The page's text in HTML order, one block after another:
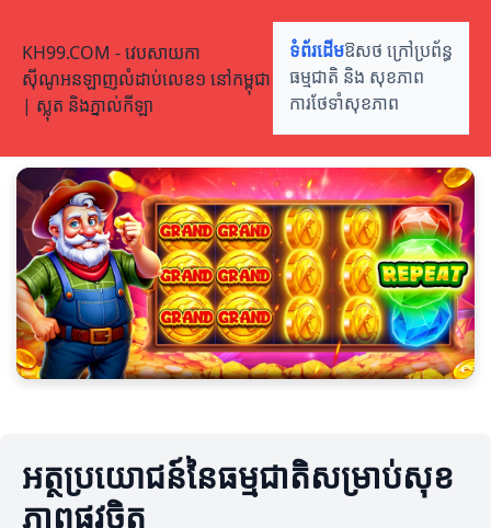
KH99.COM - វេបសាយកា
ស៊ីណូអនឡាញលំដាប់លេខ១ នៅកម្ពុជា
| ស្លុត និងភ្នាល់កីឡា
ទំព័រដើមឱសថ ក្រៅប្រព័ន្ធ
ធម្មជាតិ និង សុខភាព
ការថែទាំសុខភាព
អត្ថប្រយោជន៍នៃធម្មជាតិសម្រាប់សុខ
ភាពផ្លូវចិត្ត